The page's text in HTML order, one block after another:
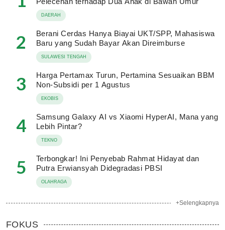
DAERAH
2
Berani Cerdas Hanya Biayai UKT/SPP, Mahasiswa
Baru yang Sudah Bayar Akan Direimburse
SULAWESI TENGAH
3
Harga Pertamax Turun, Pertamina Sesuaikan BBM
Non-Subsidi per 1 Agustus
EKOBIS
4
Samsung Galaxy AI vs Xiaomi HyperAI, Mana yang
Lebih Pintar?
TEKNO
5
Terbongkar! Ini Penyebab Rahmat Hidayat dan
Putra Erwiansyah Didegradasi PBSI
OLAHRAGA
+Selengkapnya
FOKUS